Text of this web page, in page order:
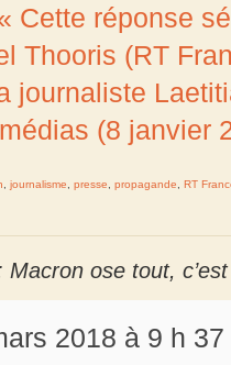
Cette réponse
Thooris (RT
journaliste
(8 janvier
journalisme presse propagande RT
ose tout,
2018 à 9 h